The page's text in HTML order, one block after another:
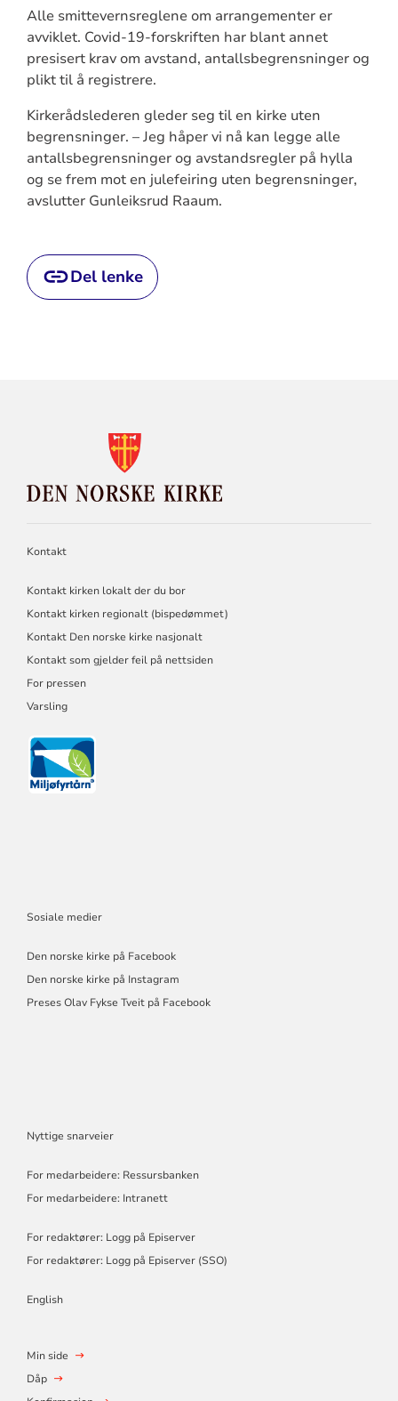
Alle smittevernsreglene om arrangementer er
avviklet. Covid-19-forskriften har blant annet
presisert krav om avstand, antallsbegrensninger og
plikt til å registrere.
Kirkerådslederen gleder seg til en kirke uten
begrensninger. – Jeg håper vi nå kan legge alle
antallsbegrensninger og avstandsregler på hylla
og se frem mot en julefeiring uten begrensninger,
avslutter Gunleiksrud Raaum.
Del lenke
NORSKE
KIRKE
Kontakt
Kontakt kirken lokalt der du bor
Kontakt kirken regionalt (bispedømmet)
Kontakt Den norske kirke nasjonalt
Kontakt som gjelder feil på nettsiden
For pressen
Varsling
Sosiale medier
Den norske kirke på Facebook
Den norske kirke på Instagram
Preses Olav Fykse Tveit på Facebook
Nyttige snarveier
For medarbeidere: Ressursbanken
For medarbeidere: Intranett
For redaktører: Logg på Episerver
For redaktører: Logg på Episerver (SSO)
English
Min side
Dåp